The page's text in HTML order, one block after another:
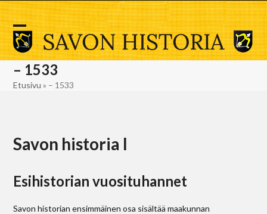
Skip
to
content
Open
mobile
menu
Close
mobile
menu
– 1533
Etusivu » – 1533
Savon historia I
Esihistorian vuosituhannet
Savon historian ensimmäinen osa sisältää maakunnan